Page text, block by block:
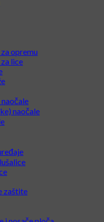
opremu
lice
naočale
zaštite